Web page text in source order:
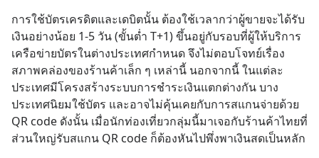
การใช้บัตรเครดิตและเดบิตนั้น ต้องใช้เวลากว่าผู้ขายจะได้รับ
เงินอย่างน้อย 1-5 วัน (ขั้นต่ำ T+1) ขึ้นอยู่กับรอบที่ผู้ให้บริการ
เครือข่ายบัตรในต่างประเทศกำหนด จึงไม่ตอบโจทย์เรื่อง
สภาพคล่องของร้านค้าเล็ก ๆ เหล่านี้ นอกจากนี้ ในแต่ละ
ประเทศมีโครงสร้างระบบการชำระเงินแตกต่างกัน บาง
ประเทศนิยมใช้บัตร และอาจไม่คุ้นเคยกับการสแกนจ่ายด้วย
QR code ดังนั้น เมื่อนักท่องเที่ยวกลุ่มนี้มาเจอกับร้านค้าไทยที่
ส่วนใหญ่รับสแกน QR code ก็ต้องหันไปพึ่งพาเงินสดเป็นหลัก